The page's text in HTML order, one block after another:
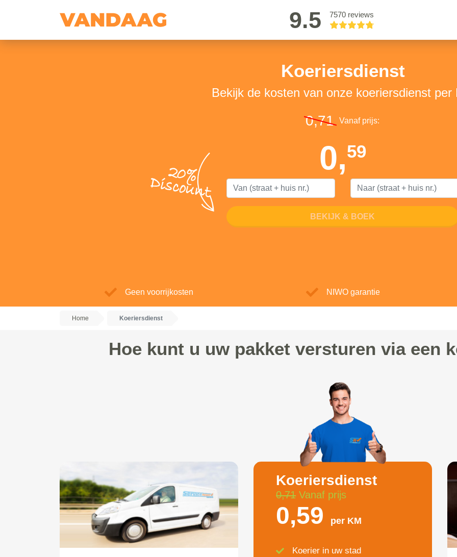
9.5 7570 reviews
Koeriersdienst
Bekijk de kosten van onze koeriersdienst per
20%
Discount
0,71 Vanaf prijs:
0,59
BEKIJK & BOEK
Geen voorrijkosten NIWO garantie
Home Koeriersdienst
Hoe kunt u uw pakket versturen via een
Koeriersdienst
0,71 Vanaf prijs
0,59 per KM
Koerier in uw stad